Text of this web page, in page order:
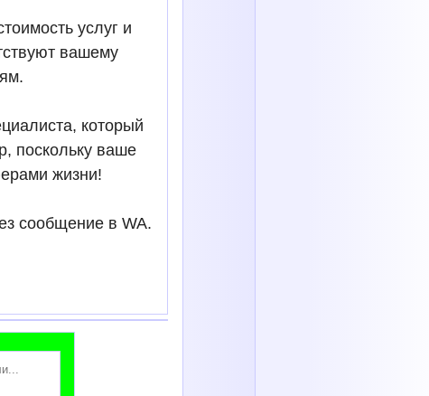
услуг и
вашему
который
поскольку ваше
жизни!
сообщение в WA.